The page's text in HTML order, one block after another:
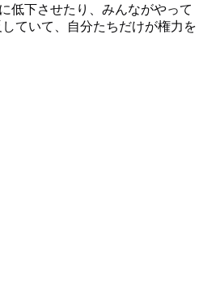
低下させたり、みんながやって
ていて、自分たちだけが権力を